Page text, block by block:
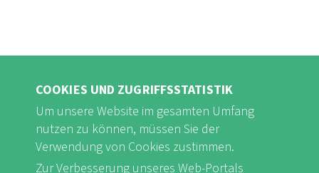
FB Youtube Instagram
COOKIES UND ZUGRIFFSSTATISTIK
Um unsere Website im gesamten Umfang
nutzen zu können, müssen Sie der
Verwendung von Cookies zustimmen.
Zur Verbesserung unseres Web-Portals